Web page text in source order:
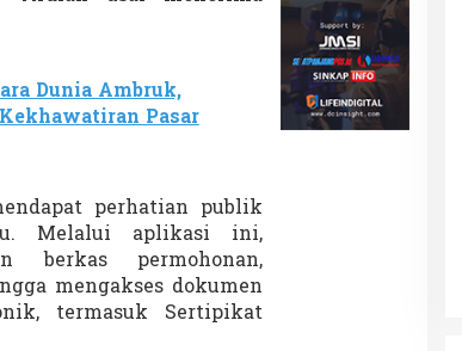
Dunia Ambruk,
Pasar
perhatian publik
Melalui aplikasi ini,
berkas permohonan,
mengakses dokumen
termasuk Sertipikat